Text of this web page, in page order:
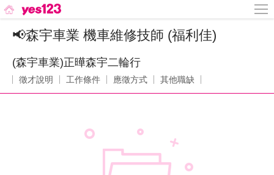
📢森宇車業 機車維修技師 (福利佳)
(森宇車業)正曄森宇二輪行
徵才說明 工作條件 應徵方式 其他職缺